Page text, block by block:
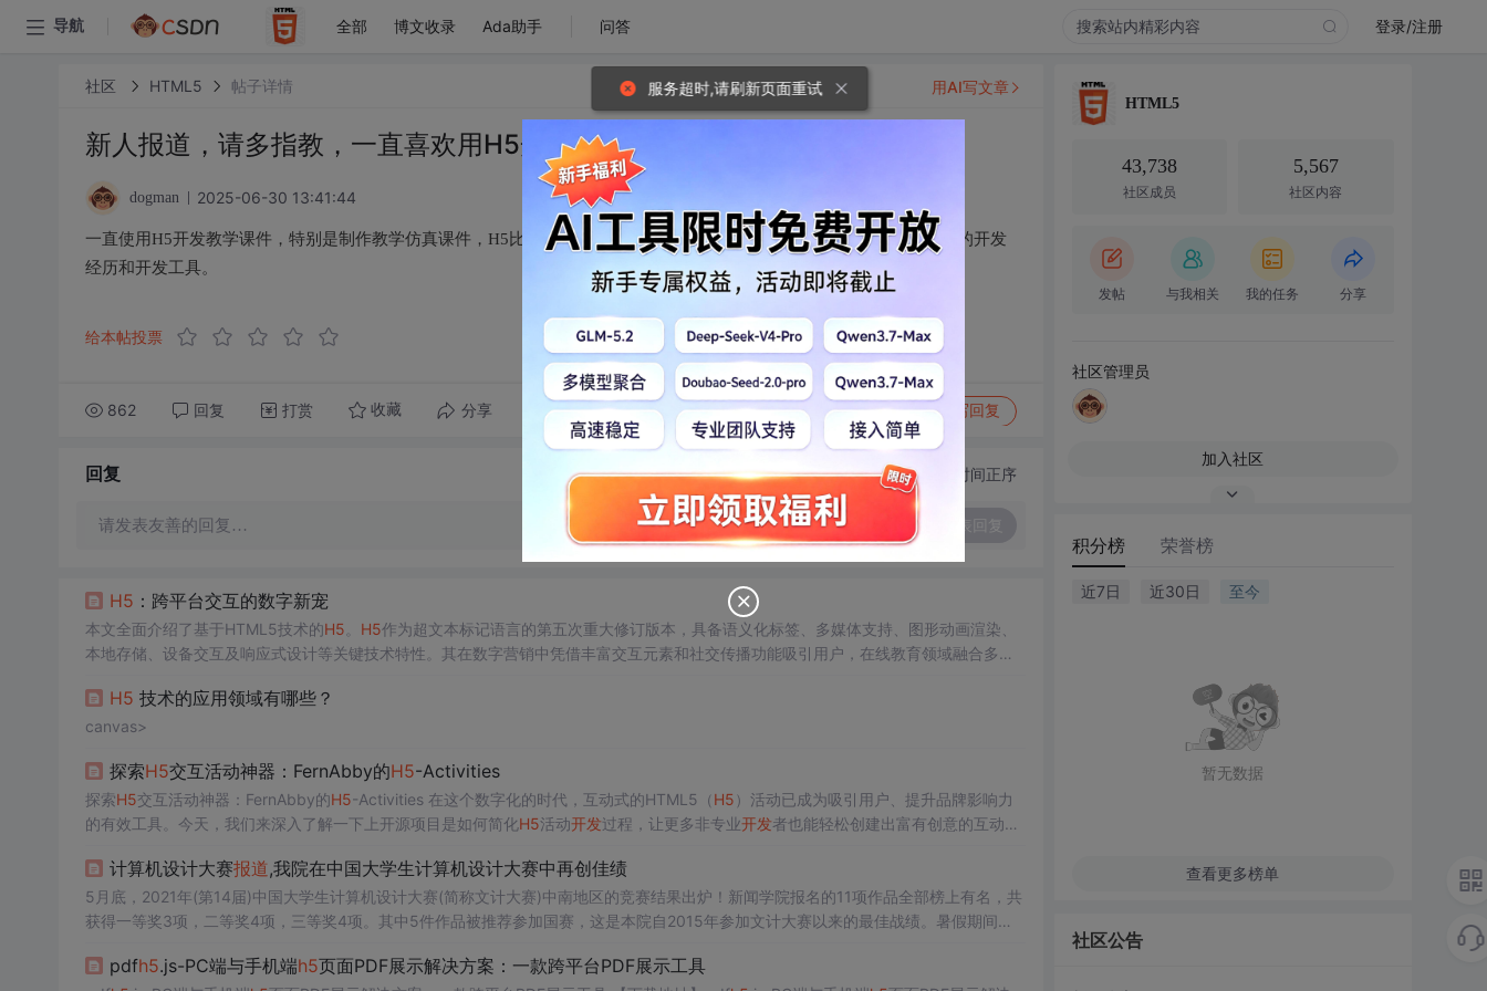
导航 全部 博文收录 Ada助手 问答 登录/注册
社区 HTML5 帖子详情
新人报道，请多指教，一直喜欢用H5开发教学课件
dogman 2025-06-30 13:41:44
一直使用H5开发教学课件，特别是制作教学仿真课件，H5比其他课件开发工具要好。今日加入组织，也想分享一些自己的开发
经历和开发工具。
给本帖投票
862 回复 打赏 收藏 分享 转发到动态 举报 写回复
用AI写文章
回复 切换为时间正序
请发表友善的回复…
H5 ：跨平台交互的数字新宠
本文全面介绍了基于HTML5技术的H5 H5作为超文本标记语言的第五次重大修订版本，具备语义化标签、多媒体支持、图形动画渲染、
本地存储、设备交互及响应式设计等关键技术特性。其在数字营销中凭借丰富交互元素和社交传播功能吸引用户，在线教育领域融合多媒
能、大数据等技术深度融合，提供个性化、智能化服务。
H5 技术的应用领域有哪些？
canvas>
探索H5交互活动神器：FernAbby的H5-Activities
探索H5交互活动神器：FernAbby的H5-Activities 在这个数字化的时代，互动式的HTML5（ H5 ）活动已成为吸引用户、提升品牌影响力
的有效工具。今天，我们来深入了解一下上开源项目是如何简化H5活动开发过程，让更多非专业开发者也能轻松创建出富有创意的互动体
计算机设计大赛报道,我院在中国大学生计算机设计大赛中再创佳绩
5月底，2021年(第14届)中国大学生计算机设计大赛(简称文计大赛)中南地区的竞赛结果出炉！新闻学院报名的11项作品全部榜上有名，共
获得一等奖3项，二等奖4项，三等奖4项。其中5件作品被推荐参加国赛，这是本院自2015年参加文计大赛以来的最佳战绩。暑假期间，
同角逐文计大赛的最高...
pdfh5.js-PC端与手机端h5页面PDF展示解决方案：一款跨平台PDF展示工具
HTML5
43,738
社区成员
5,567
社区内容
发帖 与我相关 我的任务 分享
社区管理员
加入社区
积分榜 荣誉榜
近7日 近30日 至今
暂无数据
查看更多榜单
社区公告
服务超时,请刷新页面重试